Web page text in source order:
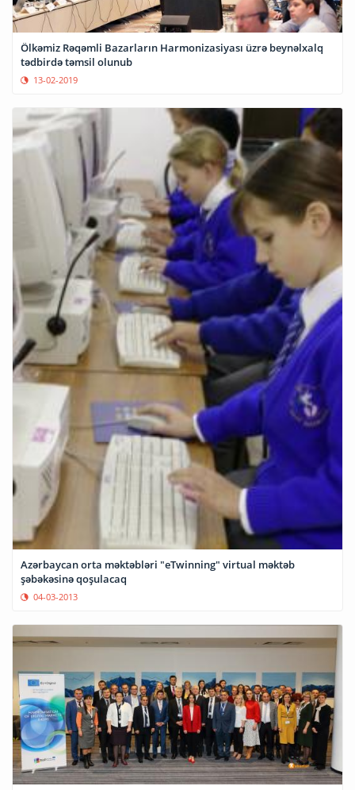
Ölkəmiz Rəqəmli Bazarların Harmonizasiyası üzrə beynəlxalq
tədbirdə təmsil olunub
13-02-2019
Azərbaycan orta məktəbləri "eTwinning" virtual məktəb
şəbəkəsinə qoşulacaq
04-03-2013